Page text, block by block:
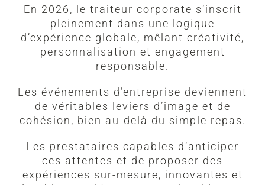
En 2026, le traiteur corporate s’inscrit
pleinement dans une logique
d’expérience globale, mêlant créativité,
personnalisation et engagement
responsable.
Les événements d’entreprise deviennent
de véritables leviers d’image et de
cohésion, bien au-delà du simple repas.
Les prestataires capables d’anticiper
ces attentes et de proposer des
expériences sur-mesure, innovantes et